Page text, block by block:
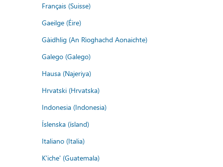
Français (Suisse)
Gaeilge (Éire)
Gàidhlig (An Rìoghachd Aonaichte)
Galego (Galego)
Hausa (Najeriya)
Hrvatski (Hrvatska)
Indonesia (Indonesia)
Íslenska (ísland)
Italiano (Italia)
K'iche' (Guatemala)